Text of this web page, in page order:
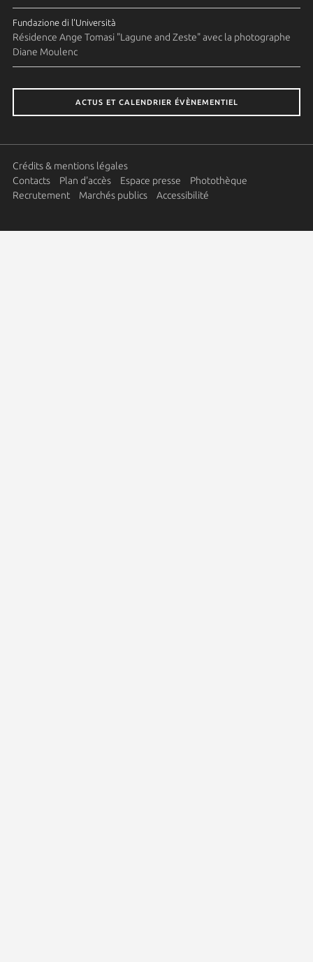
Fundazione di l'Università
Résidence Ange Tomasi "Lagune and Zeste" avec la photographe
Diane Moulenc
ACTUS ET CALENDRIER ÉVÈNEMENTIEL
Crédits & mentions légales
Contacts
Plan d'accès Espace presse
Photothèque
Recrutement
Marchés publics Accessibilité